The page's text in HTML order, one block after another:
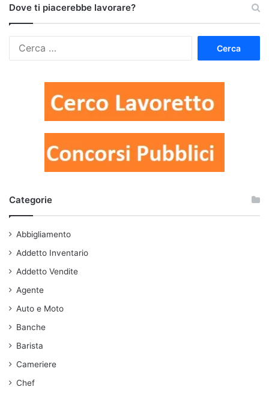
Dove ti piacerebbe lavorare?
Categorie
Abbigliamento
Addetto Inventario
Addetto Vendite
Agente
Auto e Moto
Banche
Barista
Cameriere
Chef